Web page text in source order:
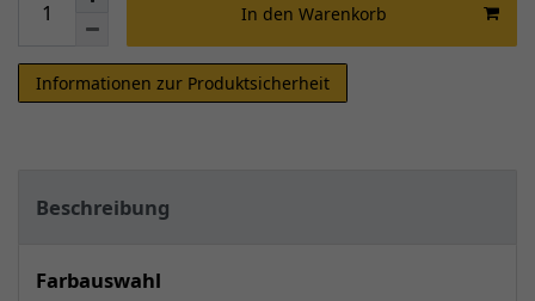
In den Warenkorb
Informationen zur Produktsicherheit
Beschreibung
Farbauswahl